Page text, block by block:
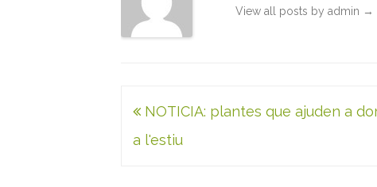
View all posts by admin →
Navegació
d'entrades
NOTICIA: plantes que ajuden a
a l'estiu